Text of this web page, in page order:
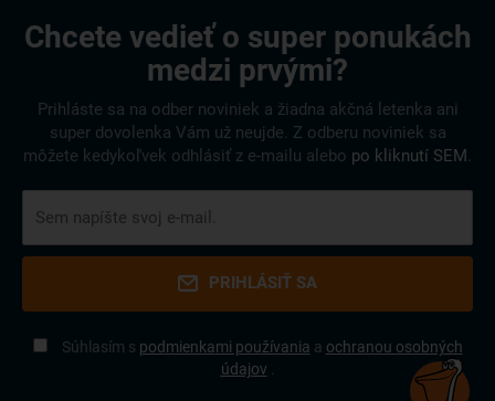
Chcete vedieť o super ponukách
medzi prvými?
Prihláste sa na odber noviniek a žiadna akčná letenka ani
super dovolenka Vám už neujde. Z odberu noviniek sa
môžete kedykoľvek odhlásiť z e-mailu alebo po kliknutí SEM.
PRIHLÁSIŤ SA
Súhlasím s podmienkami používania a ochranou osobných
údajov